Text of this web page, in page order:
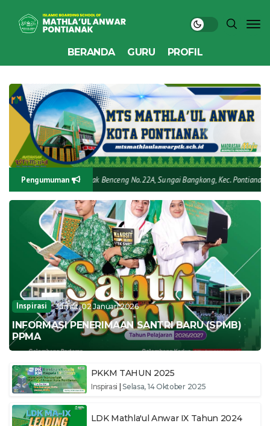
BERANDA GURU PROFIL
Pengumuman
Pontianak (Jl. Pak Benceng No.22A, Sungai Bangkong, Kec. Pontianak Kota,
Inspirasi Jumat, 02 Januari 2026
INFORMASI PENERIMAAN SANTRI BARU (SPMB)
PPMA
PKKM TAHUN 2025
Inspirasi |Selasa, 14 Oktober 2025
LDK Mathla'ul Anwar IX Tahun 2024